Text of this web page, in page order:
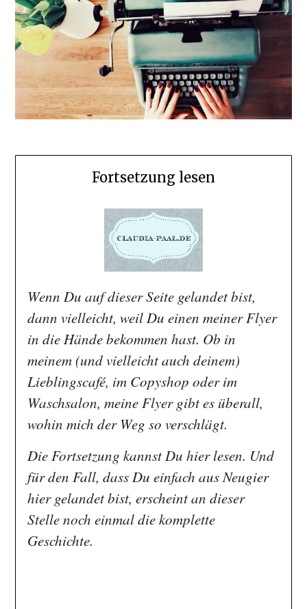
Fortsetzung lesen
Wenn Du auf dieser Seite gelandet bist,
dann vielleicht, weil Du einen meiner Flyer
in die Hände bekommen hast. Ob in
meinem (und vielleicht auch deinem)
Lieblingscafé, im Copyshop oder im
Waschsalon, meine Flyer gibt es überall,
wohin mich der Weg so verschlägt.
Die Fortsetzung kannst Du hier lesen. Und
für den Fall, dass Du einfach aus Neugier
hier gelandet bist, erscheint an dieser
Stelle noch einmal die komplette
Geschichte.